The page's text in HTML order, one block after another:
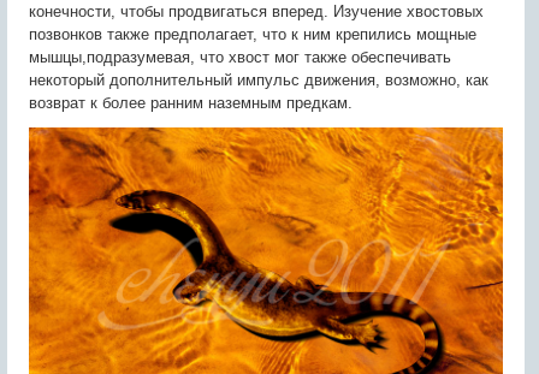
конечности, чтобы продвигаться вперед. Изучение хвостовых
позвонков также предполагает, что к ним крепились мощные
мышцы,подразумевая, что хвост мог также обеспечивать
некоторый дополнительный импульс движения, возможно, как
возврат к более ранним наземным предкам.